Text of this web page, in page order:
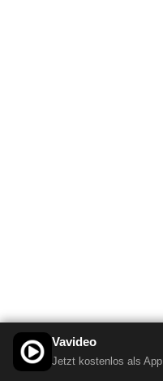
Vavideo
Jetzt kostenlos als App